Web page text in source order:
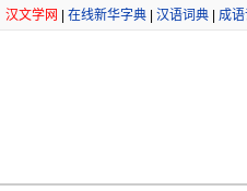
汉文学网 在线新华字典 汉语词典 成